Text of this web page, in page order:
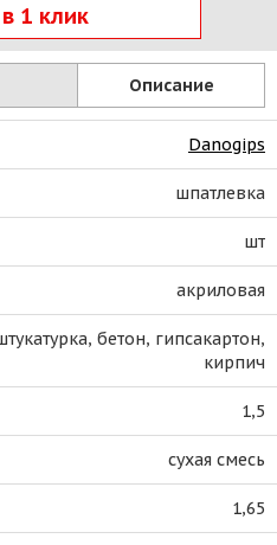
1 клик
Описание
Danogips
шпатлевка
шт
акриловая
бетон, гипсакартон,
кирпич
1,5
сухая смесь
1,65